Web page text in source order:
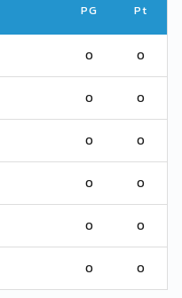
PG Pt
0 0
0 0
0 0
0 0
0 0
0 0